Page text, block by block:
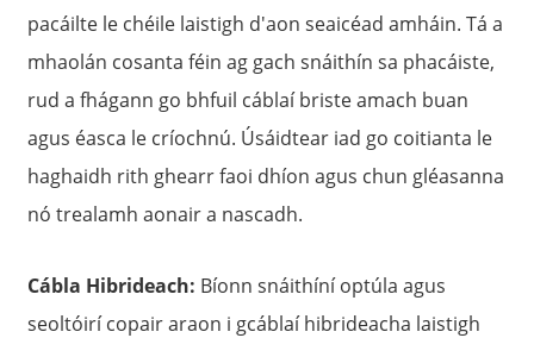
pacáilte le chéile laistigh d'aon seaicéad amháin. Tá a
mhaolán cosanta féin ag gach snáithín sa phacáiste,
rud a fhágann go bhfuil cáblaí briste amach buan
agus éasca le críochnú. Úsáidtear iad go coitianta le
haghaidh rith ghearr faoi dhíon agus chun gléasanna
nó trealamh aonair a nascadh.
Cábla Hibrideach: Bíonn snáithíní optúla agus
seoltóirí copair araon i gcáblaí hibrideacha laistigh